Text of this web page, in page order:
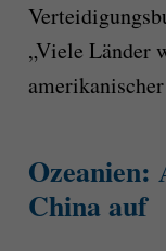
„Viele Länder
Ozeanien:
China auf